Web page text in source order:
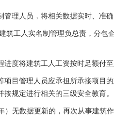
理人员，将相关数据实时、准
工人实名制管理负总责，分
度将建筑工人工资按时足额付
目管理人员应承担所承接项目
规定进行相关的三级安全教育。
无数据更新的，再次从事建筑